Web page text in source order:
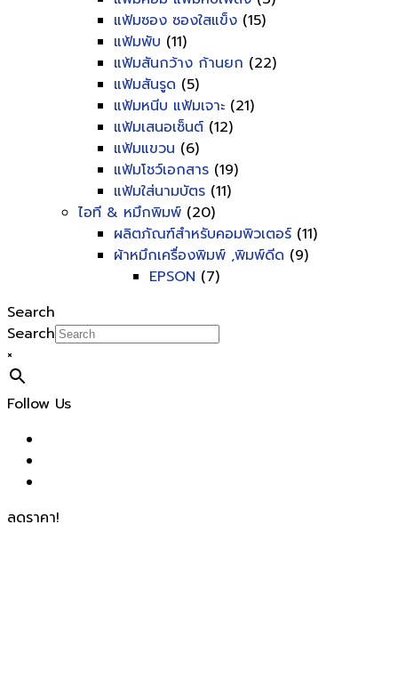
แฟ้มซอง ซองใสแข็ง (15)
แฟ้มพับ (11)
แฟ้มสันกว้าง ก้านยก (22)
แฟ้มสันรูด (5)
แฟ้มหนีบ แฟ้มเจาะ (21)
แฟ้มเสนอเซ็นต์ (12)
แฟ้มแขวน (6)
แฟ้มโชว์เอกสาร (19)
แฟ้มใส่นามบัตร (11)
ไอที & หมึกพิมพ์ (20)
ผลิตภัณฑ์สำหรับคอมพิวเตอร์ (11)
ผ้าหมึกเครื่องพิมพ์ ,พิมพ์ดีด (9)
EPSON (7)
Search
Search
×
Follow Us
ลดราคา!